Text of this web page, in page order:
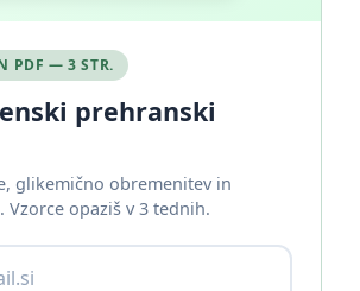
PDF — 3 STR.
prehranski
glikemično obremenitev in
Vzorce opaziš v 3 tednih.